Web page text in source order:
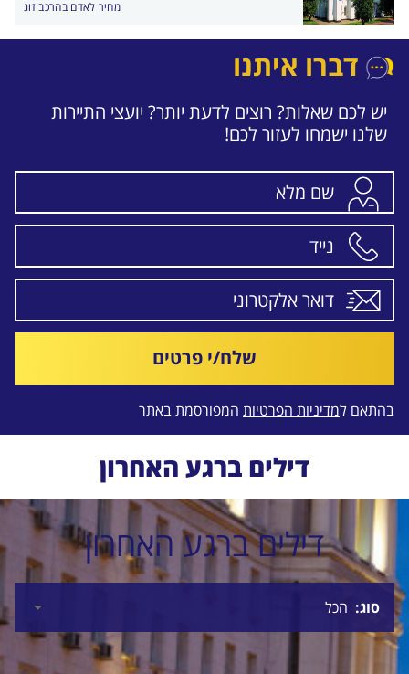
מחיר לאדם בהרכב זוג
דברו איתנו
יש לכם שאלות? רוצים לדעת יותר? יועצי התיירות
שלנו ישמחו לעזור לכם!
שלח/י פרטים
בהתאם למדיניות הפרטיות המפורסמת באתר
דילים ברגע האחרון
דילים ברגע האחרון
סוג